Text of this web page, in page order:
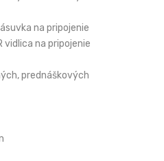
na pripojenie
vidlica na pripojenie
prednáškových